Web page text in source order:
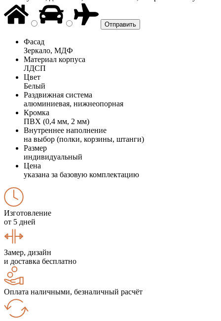
Фасад
Зеркало, МДФ
Материал корпуса
ЛДСП
Цвет
Белый
Раздвижная система
алюминиевая, нижнеопорная
Кромка
ПВХ (0,4 мм, 2 мм)
Внутреннее наполнение
на выбор (полки, корзины, штанги)
Размер
индивидуальный
Цена
указана за базовую комплектацию
Изготовление
от 5 дней
Замер, дизайн
и доставка бесплатно
Оплата наличными, безналичный расчёт